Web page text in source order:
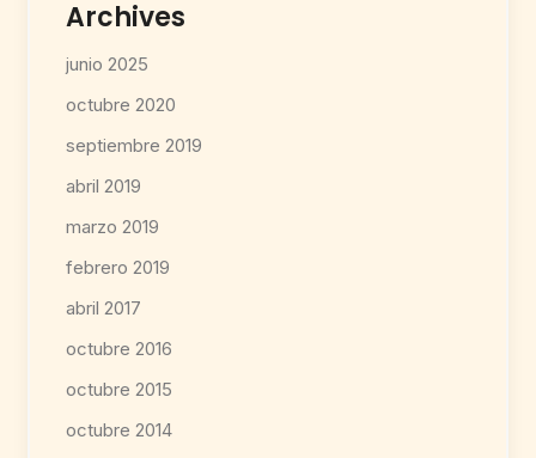
Archives
junio 2025
octubre 2020
septiembre 2019
abril 2019
marzo 2019
febrero 2019
abril 2017
octubre 2016
octubre 2015
octubre 2014